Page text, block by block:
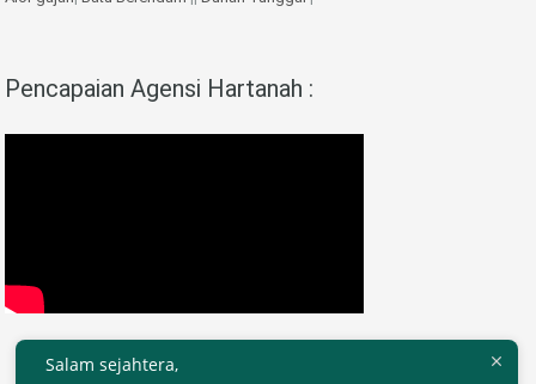
Pencapaian Agensi Hartanah :
Salam sejahtera,